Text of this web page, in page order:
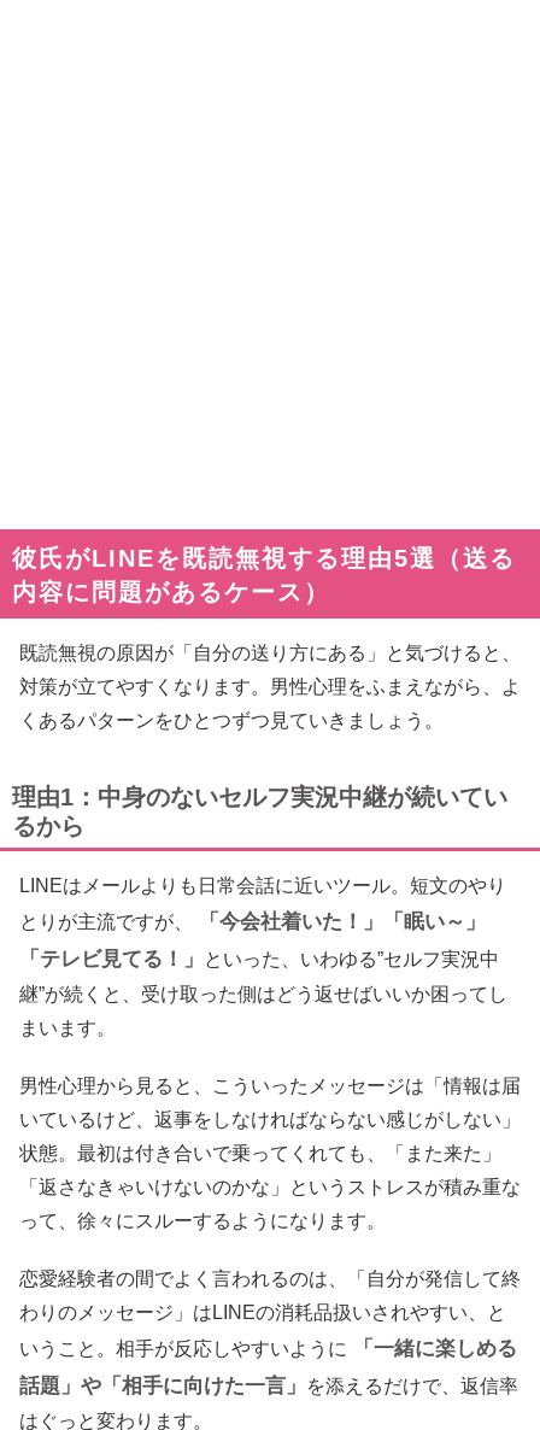
彼氏がLINEを既読無視する理由5選（送る
内容に問題があるケース）
既読無視の原因が「自分の送り方にある」と気づけると、
対策が立てやすくなります。男性心理をふまえながら、よ
くあるパターンをひとつずつ見ていきましょう。
理由1：中身のないセルフ実況中継が続いてい
るから
LINEはメールよりも日常会話に近いツール。短文のやり
とりが主流ですが、
「今会社着いた！」「眠い～」
「テレビ見てる！」
といった、いわゆる”セルフ実況中
継”が続くと、受け取った側はどう返せばいいか困ってし
まいます。
男性心理から見ると、こういったメッセージは「情報は届
いているけど、返事をしなければならない感じがしない」
状態。最初は付き合いで乗ってくれても、「また来た」
「返さなきゃいけないのかな」というストレスが積み重な
って、徐々にスルーするようになります。
恋愛経験者の間でよく言われるのは、「自分が発信して終
わりのメッセージ」はLINEの消耗品扱いされやすい、と
いうこと。相手が反応しやすいように
「一緒に楽しめる
話題」や「相手に向けた一言」
を添えるだけで、返信率
はぐっと変わります。